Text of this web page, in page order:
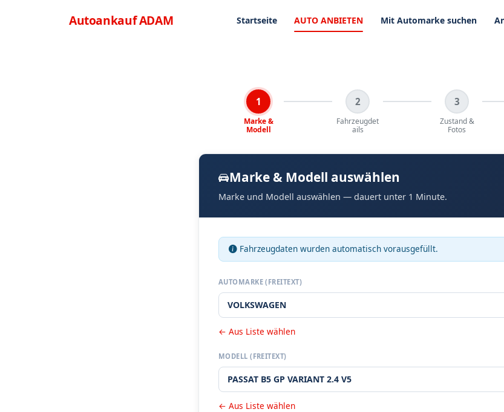
AutoankaufADAM Menü
Startseite AUTO ANBIETEN Mit Automarke suchen
1
Marke &
Modell
2
Fahrzeugdet
ails
3
Zustand &
Fotos
Marke & Modell auswählen
Marke und Modell auswählen — dauert unter 1 Minute.
Fahrzeugdaten wurden automatisch vorausgefüllt.
AUTOMARKE (FREITEXT)
← Aus Liste wählen
MODELL (FREITEXT)
← Aus Liste wählen